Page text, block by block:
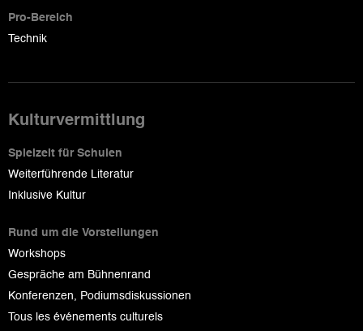
Pro-Bereich
Technik
Kulturvermittlung
Spielzeit für Schulen
Weiterführende Literatur
Inklusive Kultur
Rund um die Vorstellungen
Workshops
Gespräche am Bühnenrand
Konferenzen, Podiumsdiskussionen
Tous les événements culturels